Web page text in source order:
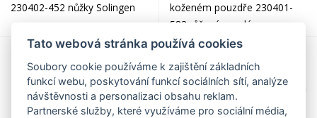
230402-452 nůžky Solingen
koženém pouzdře 230401-
583 růžová - malá
Tato webová stránka používá cookies
Soubory cookie používáme k zajištění základních
funkcí webu, poskytování funkcí sociálních sítí, analýze
návštěvnosti a personalizaci obsahu reklam.
Partnerské služby, které využíváme pro sociální média,